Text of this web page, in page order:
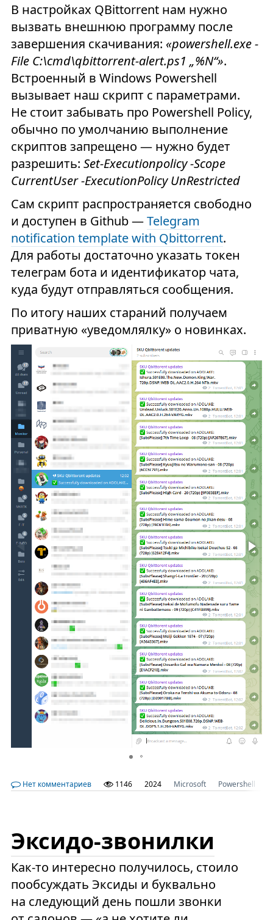
В настройках QBittorrent нам нужно
вызвать внешнюю программу после
завершения скачивания: «powershell.exe -
File C:\cmd\qbittorrent-alert.ps1 „%N“».
Встроенный в Windows Powershell
вызывает наш скрипт с параметрами.
Не стоит забывать про Powershell Policy,
обычно по умолчанию выполнение
скриптов запрещено — нужно будет
разрешить: Set-Executionpolicy -Scope
CurrentUser -ExecutionPolicy UnRestricted
Сам скрипт распространяется свободно
и доступен в Github —Telegram
notification template with Qbittorrent.
Для работы достаточно указать токен
телеграм бота и идентификатор чата,
куда будут отправляться сообщения.
По итогу наших стараний получаем
приватную «уведомлялку» о новинках.
Нет комментариев 1146 2024 Microsoft Powershell
Эксидо-звонилки
Как-то интересно получилось, стоило
пообсуждать Эксиды и буквально
на следующий день пошли звонки